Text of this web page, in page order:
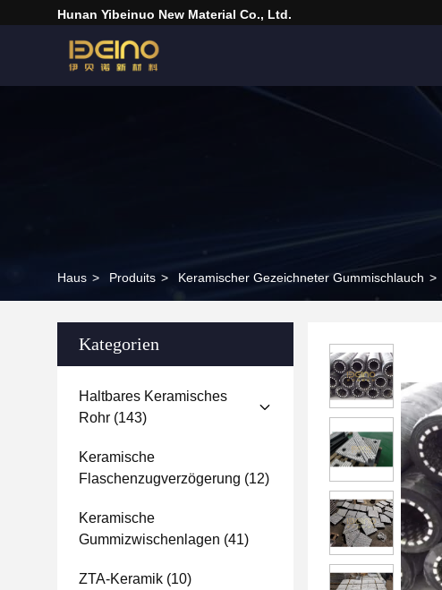
Hunan Yibeinuo New Material Co., Ltd.
Haus > Produits > Keramischer Gezeichneter Gummischlauch >
Kategorien
Haltbares Keramisches
Rohr (143)
Keramische
Flaschenzugverzögerung (12)
Keramische
Gummizwischenlagen (41)
ZTA-Keramik (10)